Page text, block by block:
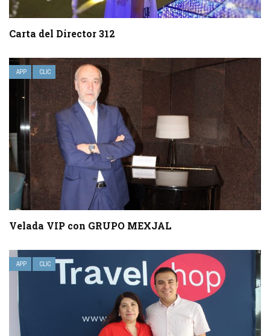
Carta del Director 312
APP CLIC
Velada VIP con GRUPO MEXJAL
APP CLIC